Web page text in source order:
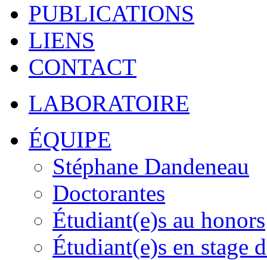
PUBLICATIONS
LIENS
CONTACT
LABORATOIRE
ÉQUIPE
Stéphane Dandeneau
Doctorantes
Étudiant(e)s au honors
Étudiant(e)s en stage